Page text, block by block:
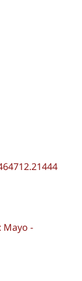
Mayo -